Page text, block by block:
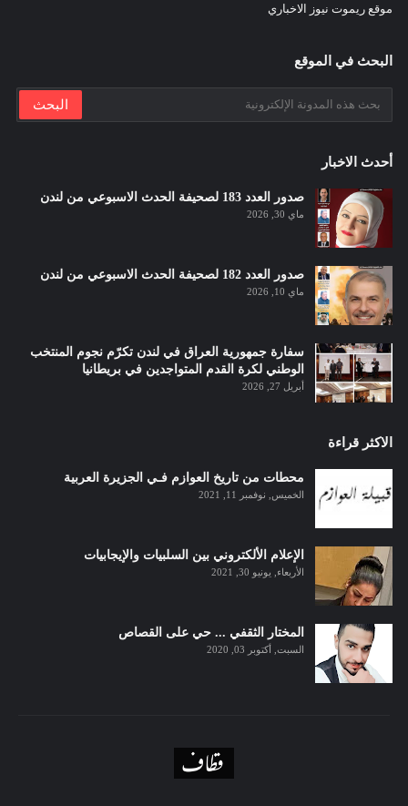
موقع ريموت نيوز الاخباري
البحث في الموقع
أحدث الاخبار
صدور العدد 183 لصحيفة الحدث الاسبوعي من لندن
ماي 30, 2026
صدور العدد 182 لصحيفة الحدث الاسبوعي من لندن
ماي 10, 2026
سفارة جمهورية العراق في لندن تكرّم نجوم المنتخب
الوطني لكرة القدم المتواجدين في بريطانيا
أبريل 27, 2026
الاكثر قراءة
محطات من تاريخ العوازم فـي الجزيرة العربية
الخميس, نوفمبر 11, 2021
الإعلام الألكتروني بين السلبيات والإيجابيات
الأربعاء, يونيو 30, 2021
المختار الثقفي ... حي على القصاص
السبت, أكتوبر 03, 2020